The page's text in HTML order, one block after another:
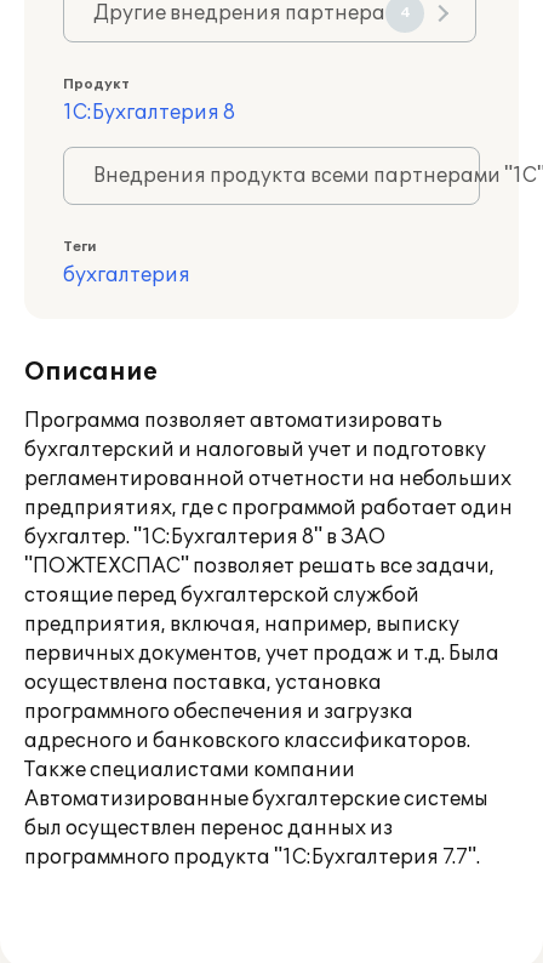
Другие внедрения партнера 4
Продукт
1С:Бухгалтерия 8
Внедрения продукта всеми партнерами
Теги
бухгалтерия
Описание
Программа позволяет автоматизировать
бухгалтерский и налоговый учет и подготовку
регламентированной отчетности на небольших
предприятиях, где с программой работает один
бухгалтер. "1С:Бухгалтерия 8" в ЗАО
"ПОЖТЕХСПАС" позволяет решать все задачи,
стоящие перед бухгалтерской службой
предприятия, включая, например, выписку
первичных документов, учет продаж и т.д. Была
осуществлена поставка, установка
программного обеспечения и загрузка
адресного и банковского классификаторов.
Также специалистами компании
Автоматизированные бухгалтерские системы
был осуществлен перенос данных из
программного продукта "1С:Бухгалтерия 7.7".